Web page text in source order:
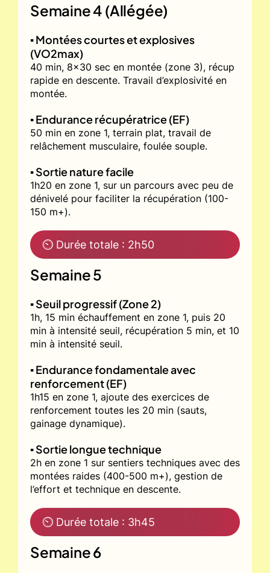
Semaine 4 (Allégée)
▪️ Montées courtes et explosives
(VO2max)
40 min, 8x30 sec en montée (zone 3), récup
rapide en descente. Travail d’explosivité en
montée.
▪️ Endurance récupératrice (EF)
50 min en zone 1, terrain plat, travail de
relâchement musculaire, foulée souple.
▪️ Sortie nature facile
1h20 en zone 1, sur un parcours avec peu de
dénivelé pour faciliter la récupération (100-
150 m+).
⏲ Durée totale : 2h50
Semaine 5
▪️ Seuil progressif (Zone 2)
1h, 15 min échauffement en zone 1, puis 20
min à intensité seuil, récupération 5 min, et 10
min à intensité seuil.
▪️ Endurance fondamentale avec
renforcement (EF)
1h15 en zone 1, ajoute des exercices de
renforcement toutes les 20 min (sauts,
gainage dynamique).
▪️ Sortie longue technique
2h en zone 1 sur sentiers techniques avec des
montées raides (400-500 m+), gestion de
l’effort et technique en descente.
⏲ Durée totale : 3h45
Semaine 6